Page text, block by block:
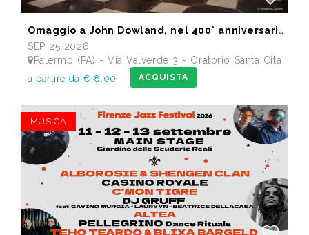
Omaggio a John Dowland, nel 400° anniversario della morte
SEP 25 2026
Palermo (PA) - Via Valverde 3 - Oratorio Santa Cita
a partire da € 8,00 ACQUISTA
MUSICA